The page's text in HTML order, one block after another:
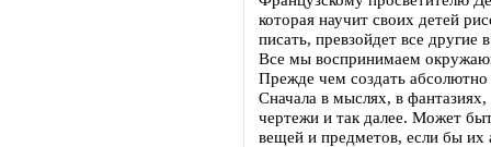
которая научит своих детей
писать, превзойдет все другие
Все мы воспринимаем
Прежде чем создать
Сначала в мыслях, в
чертежи и так далее. Может
вещей и предметов, если бы их